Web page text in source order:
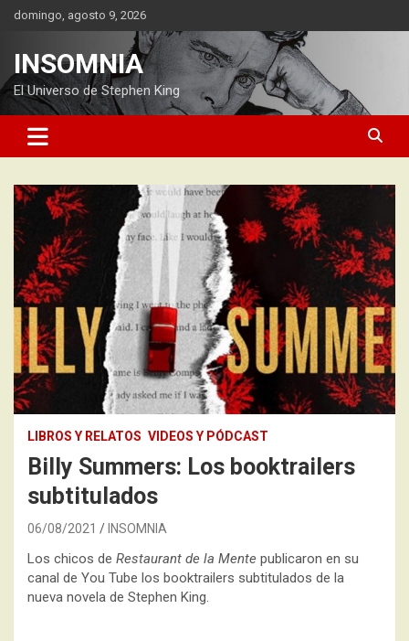
Saltardomingo, agosto 9, 2026
INSOMNIA
El Universo de Stephen King
LIBROS Y RELATOS VIDEOS Y PÓDCAST
Billy Summers: Los booktrailers
subtitulados
06/08/2021 INSOMNIA
Los chicos de Restaurant de la Mente publicaron en su
canal de You Tube los booktrailers subtitulados de la
nueva novela de Stephen King.